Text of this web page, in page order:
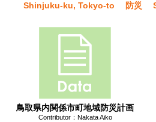
Shinjuku-ku, Tokyo-to 防災
鳥取県内関係市町地域防災計画
Contributor：Nakata Aiko